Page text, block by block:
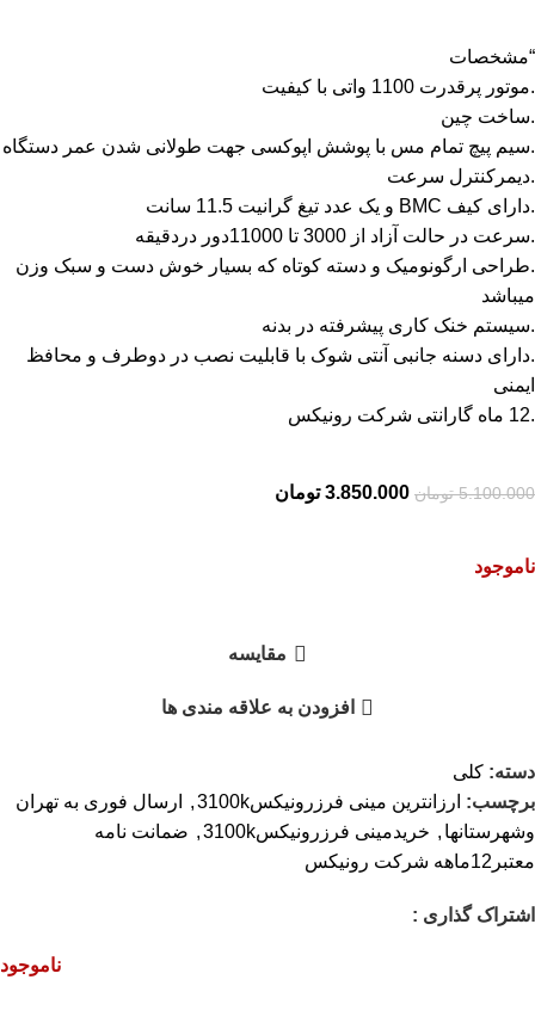
“مشخصات
.موتور پرقدرت 1100 واتی با کیفیت
.ساخت چین
.سیم پیچ تمام مس با پوشش اپوکسی جهت طولانی شدن عمر دستگاه
.دیمرکنترل سرعت
.دارای کیف BMC و یک عدد تیغ گرانیت 11.5 سانت
.سرعت در حالت آزاد از 3000 تا 11000دور دردقیقه
.طراحی ارگونومیک و دسته کوتاه که بسیار خوش دست و سبک وزن
میباشد
.سیستم خنک کاری پیشرفته در بدنه
.دارای دسنه جانبی آنتی شوک با قابلیت نصب در دوطرف و محافظ
ایمنی
.12 ماه گارانتی شرکت رونیکس
5.100.000 تومان 3.850.000 تومان
ناموجود
مقایسه
افزودن به علاقه مندی ها
دسته: کلی
برچسب: ارزانترین مینی فرزرونیکس3100k ,
ارسال فوری به تهران
وشهرستانها , خریدمینی فرزرونیکس3100k , ضمانت نامه
معتبر12ماهه شرکت رونیکس
اشتراک گذاری :
ناموجود